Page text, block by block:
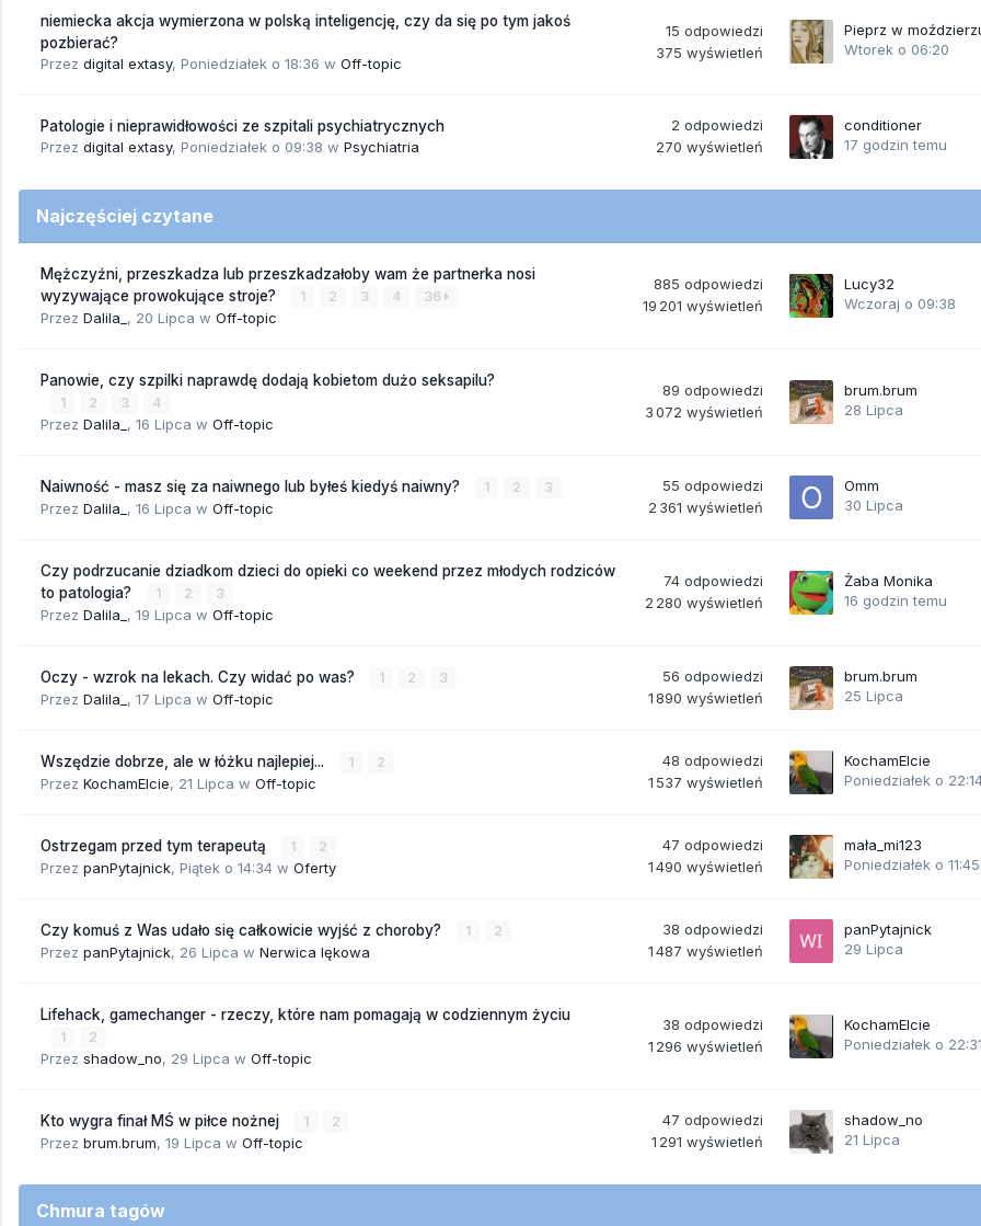
niemiecka akcja wymierzona w polską inteligencję, czy da się po tym jakoś
pozbierać?
Przez digital extasy, Poniedziałek o 18:36 w Off-topic
15 odpowiedzi
375 wyświetleń
Pieprz w
Wtorek o 06:20
Patologie i nieprawidłowości ze szpitali psychiatrycznych
Przez digital extasy, Poniedziałek o 09:38 w Psychiatria
2 odpowiedzi
270 wyświetleń
conditioner
17 godzin temu
Najczęściej czytane
Mężczyźni, przeszkadza lub przeszkadzałoby wam że partnerka nosi
wyzywające prowokujące stroje?
1 2 3 4 36
Przez Dalila_ , 20 Lipca w Off-topic
885 odpowiedzi
19 201 wyświetleń
Lucy32
Wczoraj o 09:38
Panowie, czy szpilki naprawdę dodają kobietom dużo seksapilu?
1 2 3 4
Przez Dalila_ , 16 Lipca w Off-topic
89 odpowiedzi
3 072 wyświetleń
brum.brum
28 Lipca
Naiwność - masz się za naiwnego lub byłeś kiedyś naiwny? 1 2 3
Przez Dalila_ , 16 Lipca w Off-topic
55 odpowiedzi
2 361 wyświetleń
Omm
30 Lipca
Czy podrzucanie dziadkom dzieci do opieki co weekend przez młodych rodziców
to patologia?
1 2 3
Przez Dalila_ , 19 Lipca w Off-topic
74 odpowiedzi
2 280 wyświetleń
Żaba Monika
16 godzin temu
Oczy - wzrok na lekach. Czy widać po was? 1 2 3
Przez Dalila_ , 17 Lipca w Off-topic
56 odpowiedzi
1 890 wyświetleń
brum.brum
25 Lipca
Wszędzie dobrze, ale w łóżku najlepiej... 1 2
Przez KochamElcie, 21 Lipca w Off-topic
48 odpowiedzi
1 537 wyświetleń
KochamElcie
Poniedziałek o
Ostrzegam przed tym terapeutą 1 2
Przez panPytajnick, Piątek o 14:34 w Oferty
47 odpowiedzi
1 490 wyświetleń
mała_mi123
Poniedziałek o 11:45
Czy komuś z Was udało się całkowicie wyjść z choroby? 1 2
Przez panPytajnick, 26 Lipca w Nerwica lękowa
38 odpowiedzi
1 487 wyświetleń
panPytajnick
29 Lipca
Lifehack, gamechanger - rzeczy, które nam pomagają w codziennym życiu
1 2
Przez shadow_no, 29 Lipca w Off-topic
38 odpowiedzi
1 296 wyświetleń
KochamElcie
Poniedziałek o
Kto wygra finał MŚ w piłce nożnej 1 2
Przez brum.brum, 19 Lipca w Off-topic
47 odpowiedzi
1 291 wyświetleń
shadow_no
21 Lipca
Chmura tagów